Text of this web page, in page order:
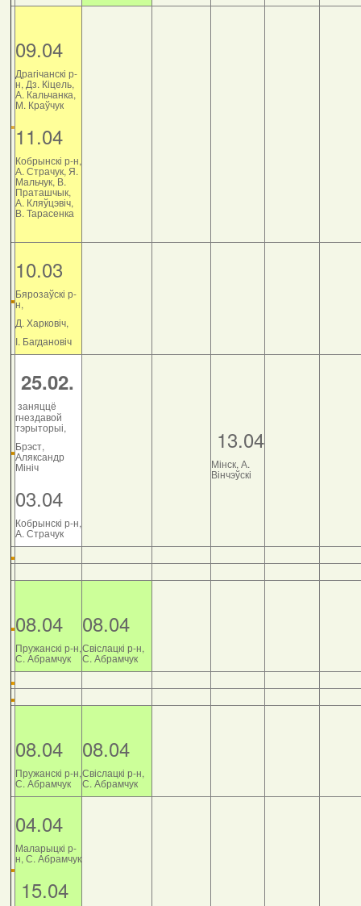
09.04
Драгічанскі р-
н, Дз. Кіцель,
А. Кальчанка,
М. Краўчук
11.04
Кобрынскі р-н,
А. Страчук, Я.
Мальчук, В.
Праташчык,
А. Кляўцэвіч,
В. Тарасенка
10.03
Бярозаўскі р-
н,
Д. Харковіч,
І. Багдановіч
25.02.
заняццё
гнездавой
тэрыторыі,
Брэст,
Аляксандр
Мініч
03.04
Кобрынскі р-н,
А. Страчук
13.04
Мінск, А.
Вінчэўскі
08.04
Пружанскі р-н,
С. Абрамчук
08.04
Свіслацкі р-н,
С. Абрамчук
08.04
Пружанскі р-н,
С. Абрамчук
08.04
Свіслацкі р-н,
С. Абрамчук
04.04
Маларыцкі р-
н, С. Абрамчук
15.04